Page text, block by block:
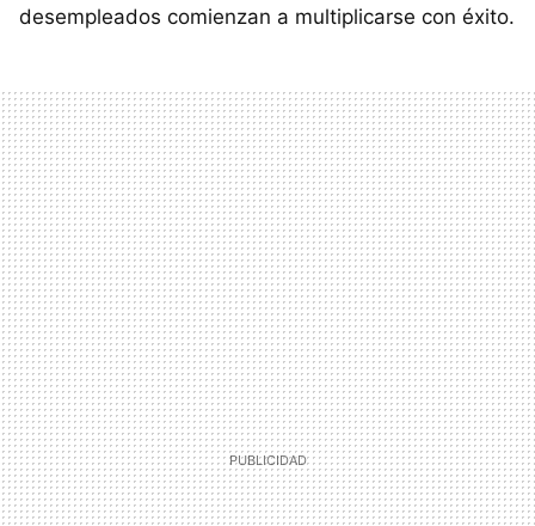
desempleados comienzan a multiplicarse con éxito.